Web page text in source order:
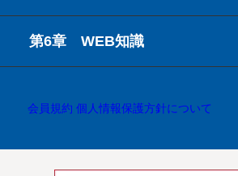
第6章 WEB知識
会員規約 個人情報保護方針について